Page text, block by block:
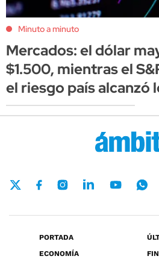
Minuto a minuto
Mercados: el dólar
$1.500, mientras el
el riesgo país alcanzó
PORTADA
ECONOMÍA